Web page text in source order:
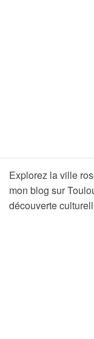
votre
ville
Explorez la ville
mon blog sur
découverte